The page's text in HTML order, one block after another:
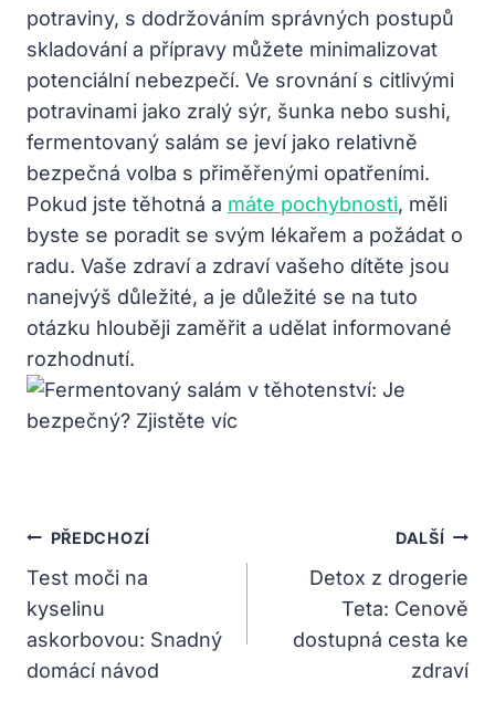
potraviny, s dodržováním správných postupů
skladování a přípravy můžete minimalizovat
potenciální nebezpečí. Ve srovnání s citlivými
potravinami jako zralý sýr, šunka nebo sushi,
fermentovaný salám se jeví jako relativně
bezpečná volba s přiměřenými opatřeními.
Pokud jste těhotná a máte pochybnosti, měli
byste se poradit se svým lékařem a požádat o
radu. Vaše zdraví a zdraví vašeho dítěte jsou
nanejvýš důležité, a je důležité se na tuto
otázku hlouběji zaměřit a udělat informované
rozhodnutí.
Navigace
Pro
Příspěvek
PŘEDCHOZÍ
Test moči na
kyselinu
askorbovou: Snadný
domácí návod
DALŠÍ
Detox z drogerie
Teta: Cenově
dostupná cesta ke
zdraví